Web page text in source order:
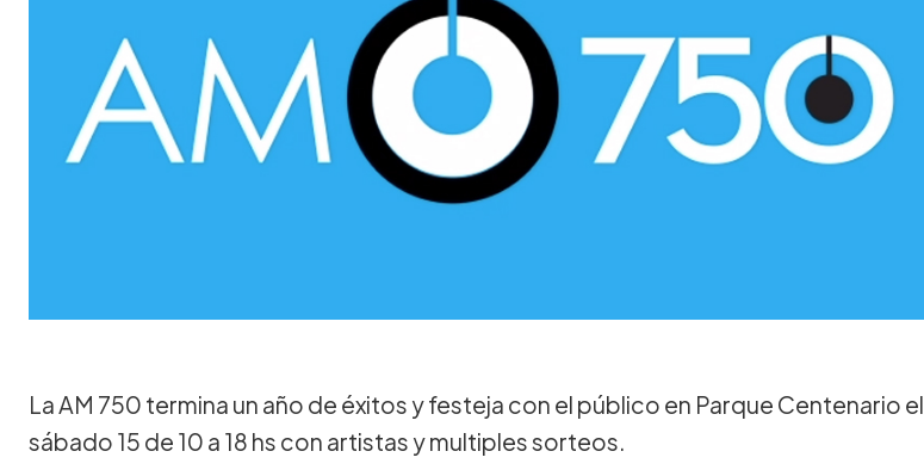
La AM 750 termina un año de éxitos y festeja con el público en Parque Centenario el
sábado 15 de 10 a 18 hs con artistas y multiples sorteos.